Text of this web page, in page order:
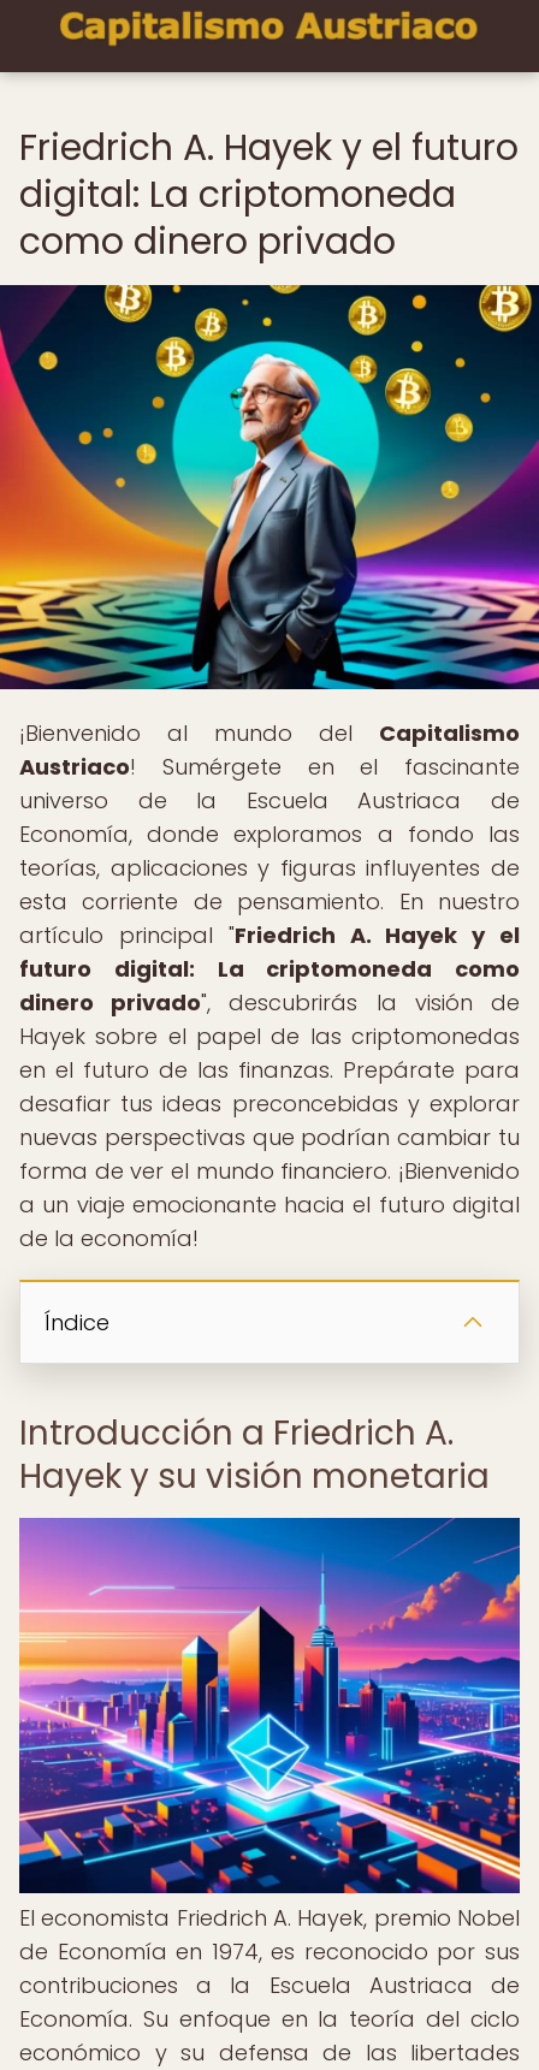
Friedrich A. Hayek y el futuro
digital: La criptomoneda
como dinero privado
¡Bienvenido al mundo del Capitalismo
Austriaco! Sumérgete en el fascinante
universo de la Escuela Austriaca de
Economía, donde exploramos a fondo las
teorías, aplicaciones y figuras influyentes de
esta corriente de pensamiento. En nuestro
artículo principal "Friedrich A. Hayek y el
futuro digital: La criptomoneda como
dinero privado", descubrirás la visión de
Hayek sobre el papel de las criptomonedas
en el futuro de las finanzas. Prepárate para
desafiar tus ideas preconcebidas y explorar
nuevas perspectivas que podrían cambiar tu
forma de ver el mundo financiero. ¡Bienvenido
a un viaje emocionante hacia el futuro digital
de la economía!
Índice
Introducción a Friedrich A.
Hayek y su visión monetaria
El economista Friedrich A. Hayek, premio Nobel
de Economía en 1974, es reconocido por sus
contribuciones a la Escuela Austriaca de
Economía. Su enfoque en la teoría del ciclo
económico y su defensa de las libertades